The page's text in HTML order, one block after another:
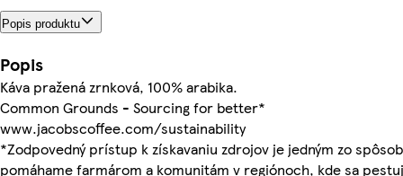
Popis produktu
Popis
Káva pražená zrnková, 100% arabika.
Common Grounds - Sourcing for better*
www.jacobscoffee.com/sustainability
*Zodpovedný prístup k získavaniu zdrojov je jedným zo
pomáhame farmárom a komunitám v regiónoch, kde sa